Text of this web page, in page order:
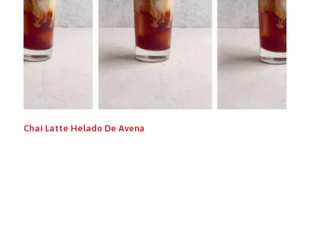
Chai Latte Helado De Avena